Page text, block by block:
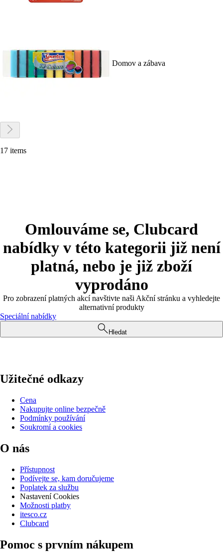
Domov a zábava
17 items
Omlouváme se, Clubcard
nabídky v této kategorii již není
platná, nebo je již zboží
vyprodáno
Pro zobrazení platných akcí navštivte naši Akční stránku a vyhledejte
alternativní produkty
Speciální nabídky
Hledat
Užitečné odkazy
Cena
Nakupujte online bezpečně
Podmínky používání
Soukromí a cookies
O nás
Přístupnost
Podívejte se, kam doručujeme
Poplatek za službu
Nastavení Cookies
Možnosti platby
itesco.cz
Clubcard
Pomoc s prvním nákupem